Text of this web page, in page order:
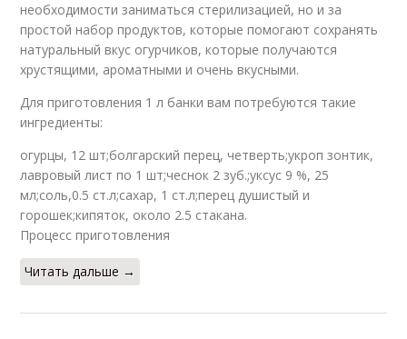
необходимости заниматься стерилизацией, но и за
простой набор продуктов, которые помогают сохранять
натуральный вкус огурчиков, которые получаются
хрустящими, ароматными и очень вкусными.
Для приготовления 1 л банки вам потребуются такие
ингредиенты:
огурцы, 12 шт;болгарский перец, четверть;укроп зонтик,
лавровый лист по 1 шт;чеснок 2 зуб.;уксус 9 %, 25
мл;соль,0.5 ст.л;сахар, 1 ст.л;перец душистый и
горошек;кипяток, около 2.5 стакана.
Процесс приготовления
Читать дальше →